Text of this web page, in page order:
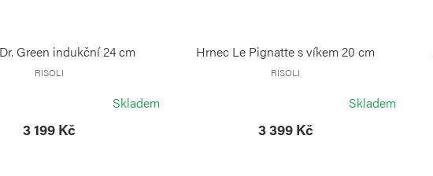
Green indukční 24 cm
RISOLI
Skladem
3 199 Kč
Hrnec Le Pignatte s víkem 20 cm
RISOLI
Skladem
3 399 Kč